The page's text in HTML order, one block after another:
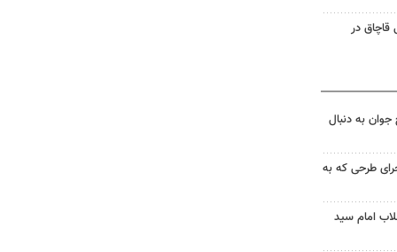
قاچاق در
به دنبال
طرحی که به
امام سید